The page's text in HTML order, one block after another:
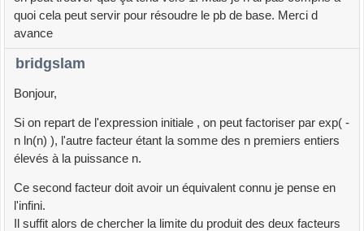
quoi cela peut servir pour résoudre le pb de base. Merci d
avance
bridgslam
Bonjour,
Si on repart de l'expression initiale , on peut factoriser par exp( -
n ln(n) ), l'autre facteur étant la somme des n premiers entiers
élevés à la puissance n.
Ce second facteur doit avoir un équivalent connu je pense en
l'infini.
Il suffit alors de chercher la limite du produit des deux facteurs